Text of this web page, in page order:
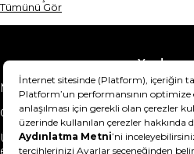
Tümünü Gör
Yardım
Mesafeli Satış Sözleşmesi
Gizlilik Sözleşmesi
Ürünümü nasıl iade
edebilirim?